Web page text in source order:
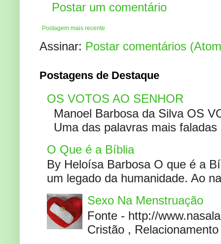
Postar um comentário
Postagem mais recente
Assinar: Postar comentários
Postagens de Destaque
OS VOTOS AO SENHOR
Manoel Barbosa da Silva OS
Uma das palavras mais
O Que é a Bíblia
By Heloísa Barbosa O que é a
um legado da humanidade. Ao
Sexo Na Menstruação
Fonte - http://
Cristão ,